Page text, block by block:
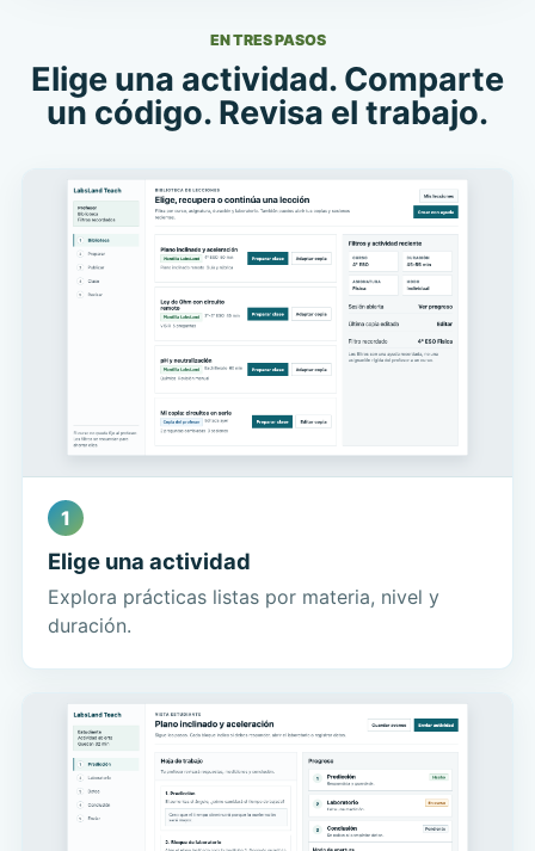
EN TRES PASOS
Elige una actividad. Comparte
un código. Revisa el trabajo.
1
Elige una actividad
Explora prácticas listas por materia, nivel y
duración.